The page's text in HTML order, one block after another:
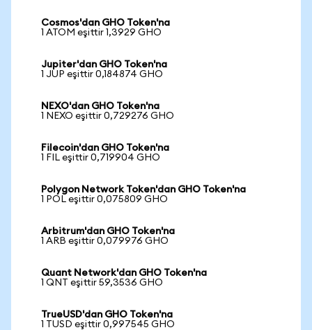
Cosmos'dan GHO Token'na
1 ATOM eşittir 1,3929 GHO
Jupiter'dan GHO Token'na
1 JUP eşittir 0,184874 GHO
NEXO'dan GHO Token'na
1 NEXO eşittir 0,729276 GHO
Filecoin'dan GHO Token'na
1 FIL eşittir 0,719904 GHO
Polygon Network Token'dan GHO Token'na
1 POL eşittir 0,075809 GHO
Arbitrum'dan GHO Token'na
1 ARB eşittir 0,079976 GHO
Quant Network'dan GHO Token'na
1 QNT eşittir 59,3536 GHO
TrueUSD'dan GHO Token'na
1 TUSD eşittir 0,997545 GHO